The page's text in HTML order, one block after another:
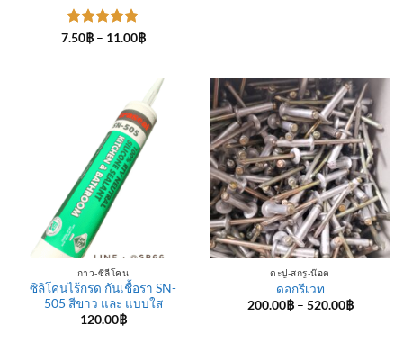
ให้คะแนน
7.50฿ – 11.00฿Price
11.00฿
กาว-ซีลีโคน
ซิลิโคนไร้กรด กันเชื้อรา SN-
505 สีขาว และ แบบใส
120.00฿
ตะปู-สกรู-น๊อต
ดอกรีเวท
200.00฿ – 520.00฿Price